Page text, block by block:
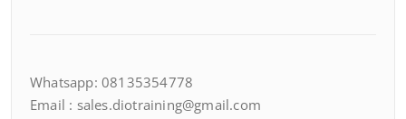
Whatsapp: 08135354778
Email : sales.diotraining@gmail.com